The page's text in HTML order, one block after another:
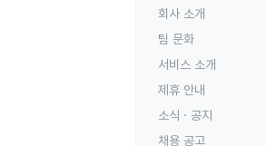
회사 소개
팀 문화
서비스 소개
제휴 안내
소식 · 공지
채용 공고